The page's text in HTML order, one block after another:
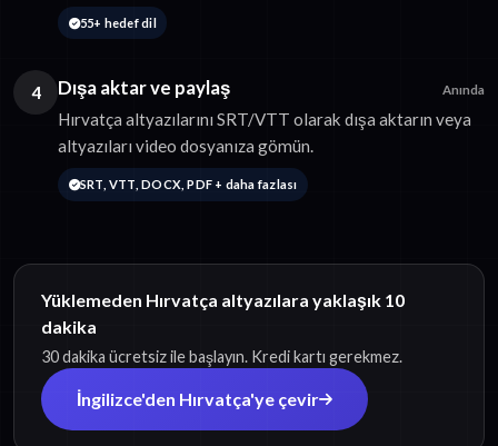
55+ hedef dil
4 Dışa aktar ve paylaş Anında
Hırvatça altyazılarını SRT/VTT olarak dışa aktarın veya
altyazıları video dosyanıza gömün.
SRT, VTT, DOCX, PDF + daha fazlası
Yüklemeden Hırvatça altyazılara yaklaşık 10
dakika
30 dakika ücretsiz ile başlayın. Kredi kartı gerekmez.
İngilizce'den Hırvatça'ye çevir